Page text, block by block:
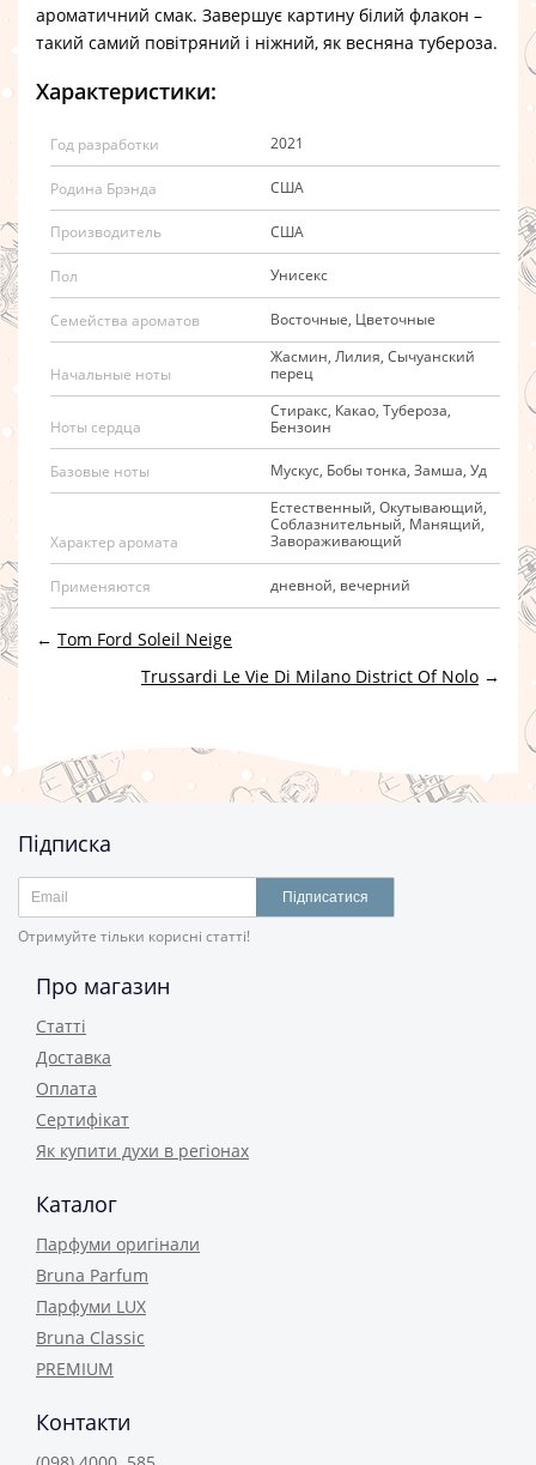
ароматичний смак. Завершує картину білий флакон –
такий самий повітряний і ніжний, як весняна тубероза.
Характеристики:
Год разработки 2021
Родина Брэнда США
Производитель США
Пол Унисекс
Семейства ароматов Восточные, Цветочные
Начальные ноты
Жасмин, Лилия, Сычуанский
перец
Ноты сердца
Стиракс, Какао, Тубероза,
Бензоин
Базовые ноты Мускус, Бобы тонка, Замша, Уд
Характер аромата
Естественный, Окутывающий,
Соблазнительный, Манящий,
Завораживающий
Применяются дневной, вечерний
← Tom Ford Soleil Neige
Trussardi Le Vie Di Milano District Of Nolo →
Підписка
Підписатися
Отримуйте тільки корисні статті!
Про магазин
Статті
Доставка
Оплата
Сертифікат
Як купити духи в регіонах
Каталог
Парфуми оригінали
Bruna Parfum
Парфуми LUX
Bruna Classic
PREMIUM
Контакти